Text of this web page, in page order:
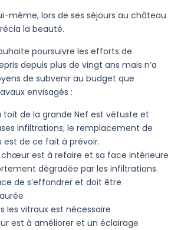
même, lors de ses séjours au château
la beauté.
poursuivre les efforts de
depuis plus de vingt ans mais n’a
de subvenir au budget que
envisagés :
toit de la grande Nef est vétuste et
infiltrations; le remplacement de
de ce fait à prévoir.
est à refaire et sa face intérieure
dégradée par les infiltrations.
de s’effondrer et doit être
les vitraux est nécessaire
est à améliorer et un éclairage